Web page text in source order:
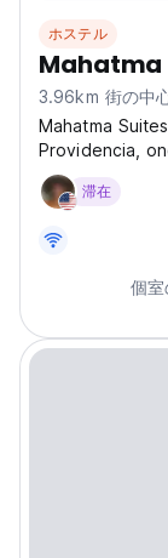
ホステル
Mahatma
3.96km 街の中
Mahatma
Providencia,
building with
滞在
個